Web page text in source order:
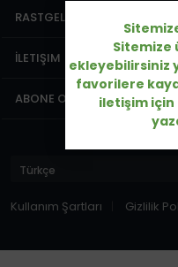
RASTGELE CAMIILER
İLETIŞIM
ABONE OL
Kullanım Şartları Gizlilik
Sitemize
ekleyebilirsiniz
favorilere
iletişim